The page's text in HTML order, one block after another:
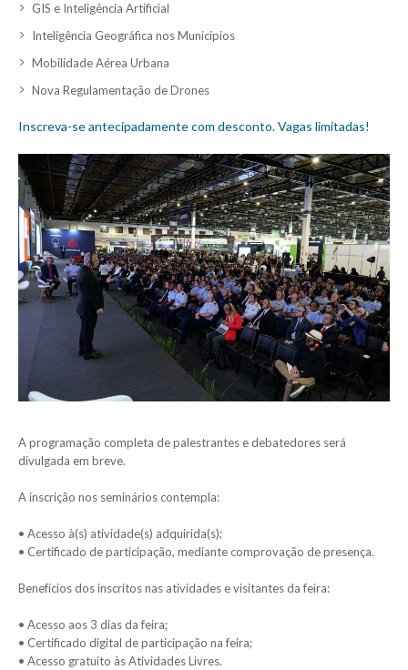
GIS e Inteligência Artificial
Inteligência Geográfica nos Municípios
Mobilidade Aérea Urbana
Nova Regulamentação de Drones
Inscreva-se antecipadamente com desconto. Vagas limitadas!
A programação completa de palestrantes e debatedores será
divulgada em breve.
A inscrição nos seminários contempla:
• Acesso à(s) atividade(s) adquirida(s);
• Certificado de participação, mediante comprovação de presença.
Benefícios dos inscritos nas atividades e visitantes da feira:
• Acesso aos 3 dias da feira;
• Certificado digital de participação na feira;
• Acesso gratuito às Atividades Livres.